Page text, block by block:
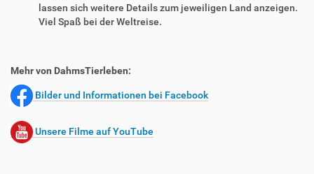
lassen sich weitere Details zum jeweiligen Land anzeigen.
Viel Spaß bei der Weltreise.
Mehr von DahmsTierleben:
Bilder und Informationen bei Facebook
Unsere Filme auf YouTube